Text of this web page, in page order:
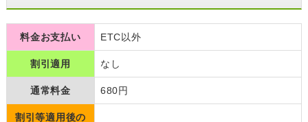
料金お支払い ETC以外
割引適用 なし
通常料金 680円
割引等適用後の